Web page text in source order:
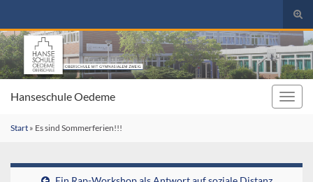
Search for:
Hanseschule Oedeme
Start » Es sind Sommerferien!!!